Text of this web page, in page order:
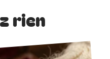
rien